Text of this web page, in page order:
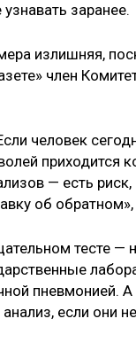
заранее.
излишняя,
член
человек
приходится
— есть
об
тесте —
если они